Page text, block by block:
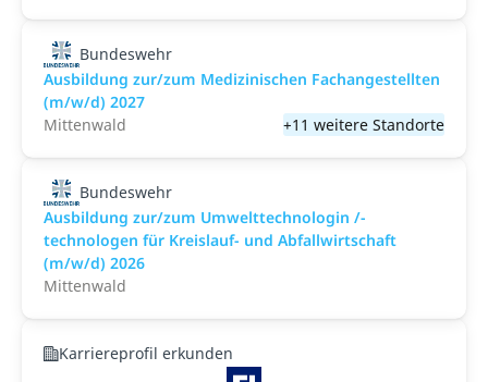
Bundeswehr
Ausbildung zur/zum Medizinischen Fachangestellten
(m/w/d) 2027
Mittenwald
+11 weitere Standorte
Bundeswehr
Ausbildung zur/zum Umwelttechnologin /-
technologen für Kreislauf- und Abfallwirtschaft
(m/w/d) 2026
Mittenwald
Karriereprofil erkunden